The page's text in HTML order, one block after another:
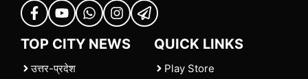
TOP CITY NEWS
उत्तर-प्रदेश
QUICK LINKS
Play Store